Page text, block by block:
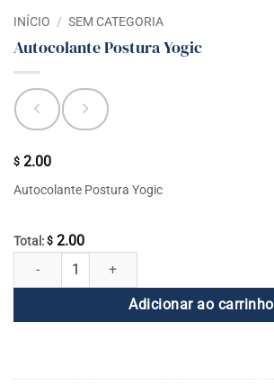
INÍCIO / SEM CATEGORIA
Autocolante Postura Yogic
$ 2.00
Autocolante Postura Yogic
Total: $ 2.00
Autocolante Postura Yogic quantidade
Adicionar ao carrinho